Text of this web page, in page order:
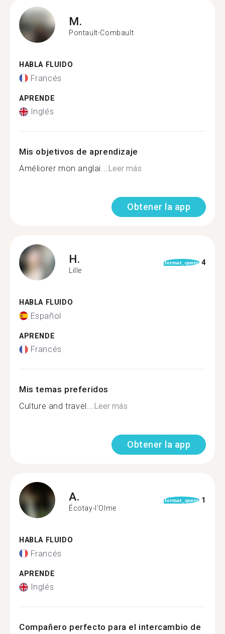
M.
Pontault-Combault
HABLA FLUIDO
Francés
APRENDE
Inglés
Mis objetivos de aprendizaje
Améliorer mon anglai...Leer más
Obtener la app
H.
Lille
format_quote 4
HABLA FLUIDO
Español
APRENDE
Francés
Mis temas preferidos
Culture and travel...Leer más
Obtener la app
A.
Écotay-l'Olme
format_quote 1
HABLA FLUIDO
Francés
APRENDE
Inglés
Compañero perfecto para el intercambio de